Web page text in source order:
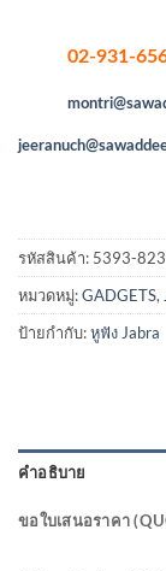
02-931-
รหัสสินค้า: 5393-
หมวดหมู่:GADGETS,
ป้ายกำกับ:หูฟัง Jabra
คำอธิบาย
ขอใบเสนอราคา